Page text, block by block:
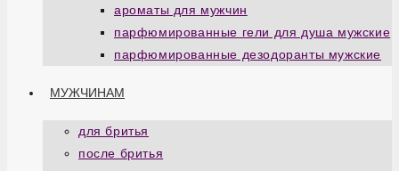
ароматы для мужчин
парфюмированные гели для душа мужские
парфюмированные дезодоранты мужские
МУЖЧИНАМ
для бритья
после бритья